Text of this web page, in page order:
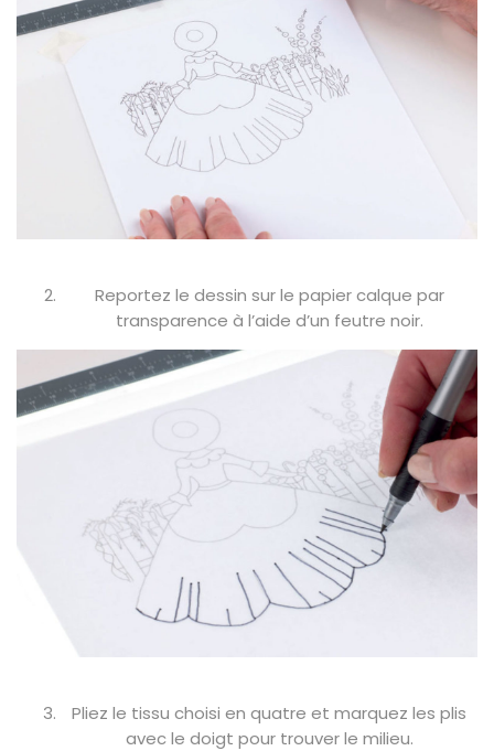
Reportez le dessin sur le papier calque par
transparence à l’aide d’un feutre noir.
Pliez le tissu choisi en quatre et marquez les plis
avec le doigt pour trouver le milieu.